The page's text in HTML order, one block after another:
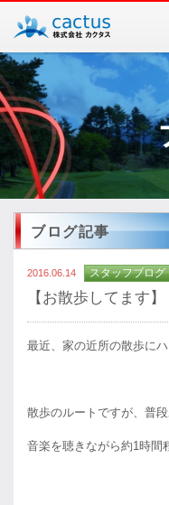
個人情報ポリシーに関して
ブログ記事
2016.06.14 スタッフブログ
【お散歩してます】
最近、家の近所の散歩にハ
散歩のルートですが、普
音楽を聴きながら約1時間